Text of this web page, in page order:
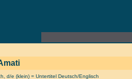
d/e (klein) = Untertitel Deutsch/Englisch